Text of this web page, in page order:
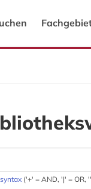
('+' = AND, '|' = OR,